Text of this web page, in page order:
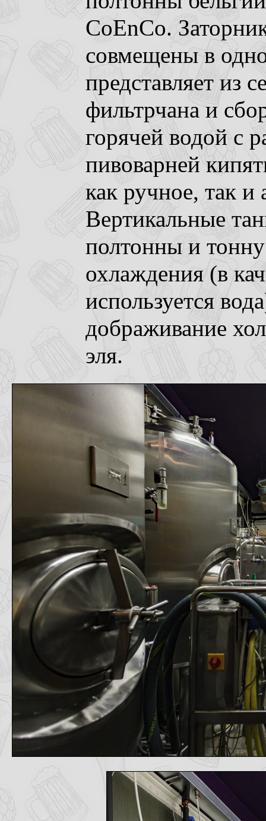
CoEnCo.
совмещены в
представляет из
фильтрчана и
горячей водой с
пивоварней
как ручное, так и
Вертикальные
полтонны и
охлаждения (в
используется
дображивание
эля.